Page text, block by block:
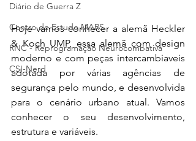
Diário de Guerra Z
Centro de Estudo MARS
RNC - Reprogramação Neurocombativa
CSI-Nerd
Hoje vamos conhecer a alemã Heckler
& Koch UMP, essa alemã com design
moderno e com peças intercambiaveis
adotada por várias agências de
segurança pelo mundo, e desenvolvida
para o cenário urbano atual. Vamos
conhecer o seu desenvolvimento,
estrutura e variáveis.